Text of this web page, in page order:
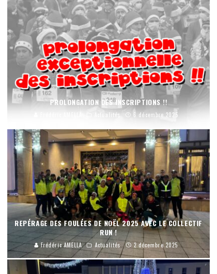
PROLONGATION DES INSCRIPTIONS !!
Actualités 6 décembre 2025
REPÉRAGE DES FOULÉES DE NOËL 2025 AVEC LE COLLECTIF
RUN !
Frédéric AMELLA Actualités 2 décembre 2025